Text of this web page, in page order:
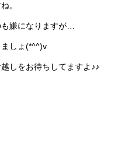
。
嫌になりますが…
しょ(*^^)v
しをお待ちしてますよ♪♪